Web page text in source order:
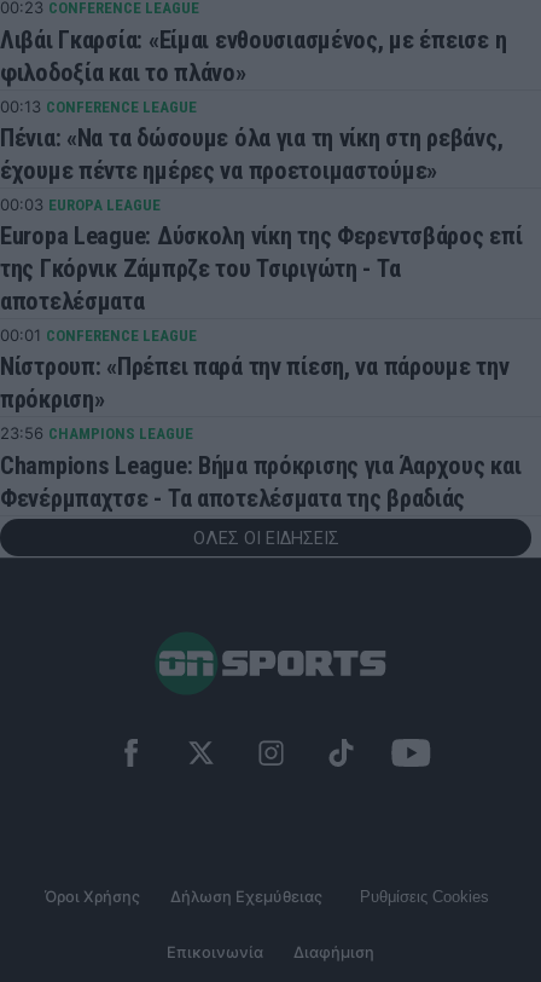
00:23 CONFERENCE LEAGUE
Λιβάι Γκαρσία: «Είμαι ενθουσιασμένος, με έπεισε η
φιλοδοξία και το πλάνο»
00:13 CONFERENCE LEAGUE
Πένια: «Να τα δώσουμε όλα για τη νίκη στη ρεβάνς,
έχουμε πέντε ημέρες να προετοιμαστούμε»
00:03 EUROPA LEAGUE
Europa League: Δύσκολη νίκη της Φερεντσβάρος επί
της Γκόρνικ Ζάμπρζε του Τσιριγώτη - Τα
αποτελέσματα
00:01 CONFERENCE LEAGUE
Νίστρουπ: «Πρέπει παρά την πίεση, να πάρουμε την
πρόκριση»
23:56 CHAMPIONS LEAGUE
Champions League: Βήμα πρόκρισης για Άαρχους και
Φενέρμπαχτσε - Τα αποτελέσματα της βραδιάς
ΟΛΕΣ ΟΙ ΕΙΔΗΣΕΙΣ
Όροι Χρήσης Δήλωση Εχεμύθειας Ρυθμίσεις Cookies
Επικοινωνία Διαφήμιση